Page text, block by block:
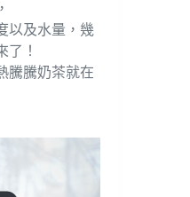
以及水量，幾
了！
騰騰奶茶就在